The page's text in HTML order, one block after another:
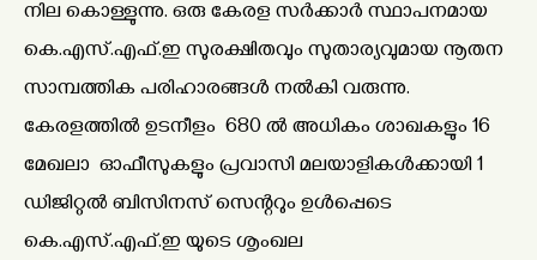
നില കൊള്ളുന്നു. ഒരു കേരള സർക്കാർ സ്ഥാപനമായ
കെ.എസ്.എഫ്.ഇ സുരക്ഷിതവും സുതാര്യവുമായ നൂതന
സാമ്പത്തിക പരിഹാരങ്ങൾ നൽകി വരുന്നു.
കേരളത്തിൽ ഉടനീളം 680 ൽ അധികം ശാഖകളും 16
മേഖലാ ഓഫീസുകളും പ്രവാസി മലയാളികൾക്കായി 1
ഡിജിറ്റൽ ബിസിനസ് സെന്ററും ഉൾപ്പെടെ
കെ.എസ്.എഫ്.ഇ യുടെ ശൃംഖല